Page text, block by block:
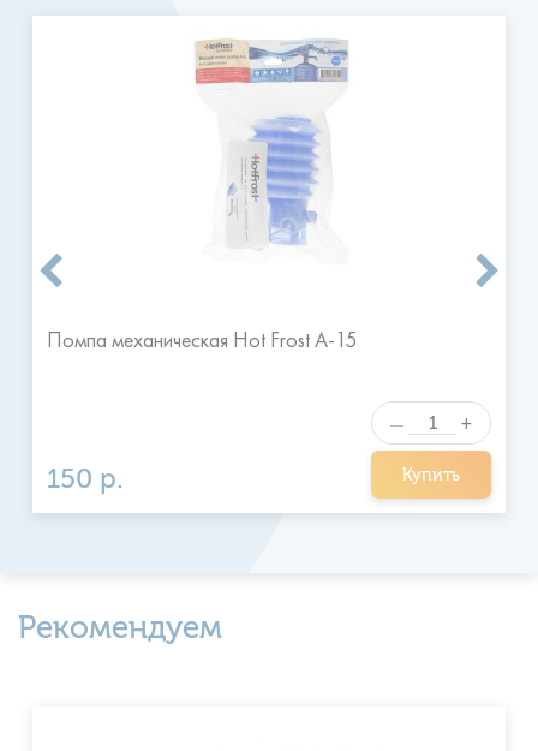
Я ознакомился и согласен с
Временные сроки доставки воды: с 9:00 до
13:00, с 13:00 до 17:00, и с 17:00 до 20:00.
правило, в тот же день после 13:00 или вечером.
размещенные после 16 часов принимаются к выполнению
на следующий день в удобное для клиента время.
Помпа механическая Hot Frost A-15
150 р. Купить
— +
Рекомендуем